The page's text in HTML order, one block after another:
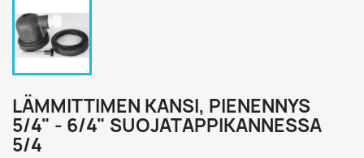
LÄMMITTIMEN KANSI, PIENENNYS
5/4" - 6/4" SUOJATAPPIKANNESSA
5/4